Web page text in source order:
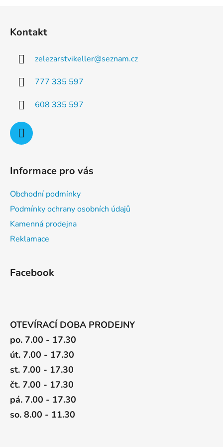
v
Kontakt
zelezarstvikeller@seznam.cz
777 335 597
608 335 597
Informace pro vás
Obchodní podmínky
Podmínky ochrany osobních údajů
Kamenná prodejna
Reklamace
Facebook
OTEVÍRACÍ DOBA PRODEJNY
po. 7.00 - 17.30
út. 7.00 - 17.30
st. 7.00 - 17.30
čt. 7.00 - 17.30
pá. 7.00 - 17.30
so. 8.00 - 11.30